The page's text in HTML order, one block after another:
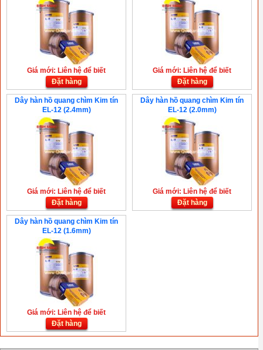
Giá mới: Liên hệ để biết
Đặt hàng
Giá mới: Liên hệ để biết
Đặt hàng
Dây hàn hồ quang chìm Kim tín
EL-12 (2.4mm)
Giá mới: Liên hệ để biết
Đặt hàng
Dây hàn hồ quang chìm Kim tín
EL-12 (2.0mm)
Giá mới: Liên hệ để biết
Đặt hàng
Dây hàn hồ quang chìm Kim tín
EL-12 (1.6mm)
Giá mới: Liên hệ để biết
Đặt hàng